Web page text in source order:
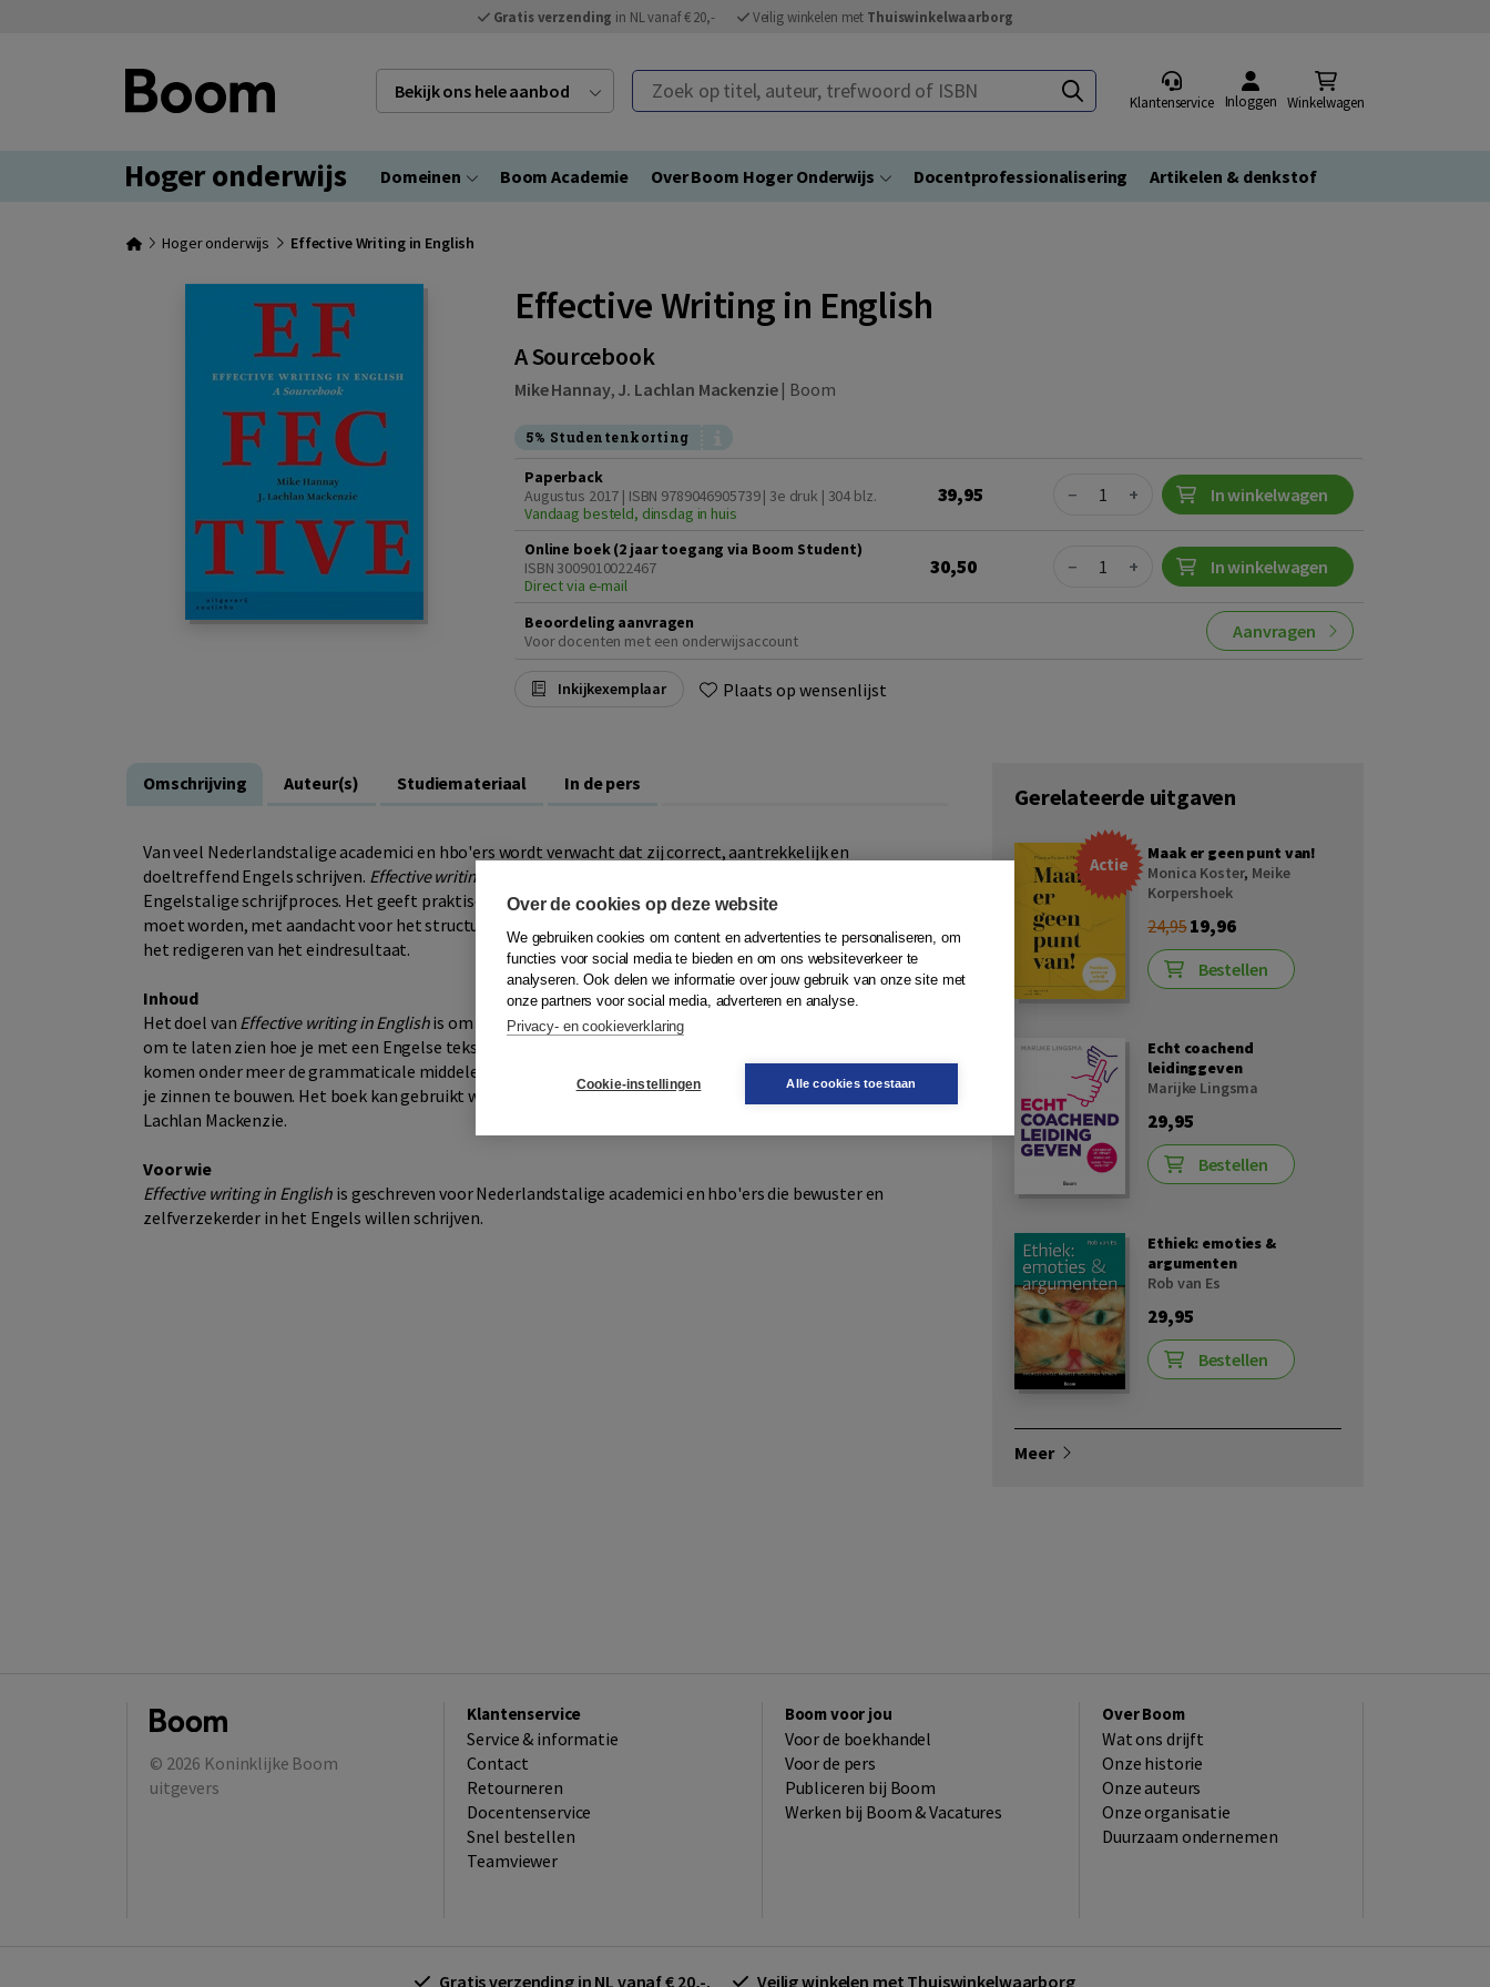
Gratis verzending in NL vanaf € 20,- Veilig winkelen met Thuiswinkelwaarborg
Bekijk ons hele aanbod Zoek op titel, auteur, trefwoord of ISBN
Klantenservice Inloggen Winkelwagen
Hoger onderwijs Domeinen Boom Academie Over Boom Hoger Onderwijs Docentprofessionalisering Artikelen & denkstof
Hoger onderwijs Effective Writing in English
Effective Writing in English
A Sourcebook
Mike Hannay, J. Lachlan Mackenzie| Boom
5% Studentenkorting
Paperback
Augustus 2017 | ISBN 9789046905739 | 3e druk | 304 blz.
Vandaag besteld, dinsdag in huis
39,95 Quantity
− + In winkelwagen
Online boek (2 jaar toegang via Boom Student)
ISBN 3009010022467
Direct via e-mail
30,50 Quantity
− + In winkelwagen
Beoordeling aanvragen
Voor docenten met een onderwijsaccount
Aanvragen
Inkijkexemplaar Plaats op wensenlijst
Omschrijving Auteur(s) Studiemateriaal In de pers
Van veel Nederlandstalige academici en hbo'ers wordt verwacht dat zij correct, aantrekkelijk en
doeltreffend Engels schrijven. Effective writing in English: A Sourcebook
Engelstalige schrijfproces. Het geeft praktische adviezen hoe een overtuigende Engelse tekst geschreven
moet worden, met aandacht voor het structureren van de tekst, het ordenen van alinea's en zinnen, en
het redigeren van het eindresultaat.
Inhoud
Het doel van Effective writing in Englishis om de controle van een schrijver over zijn tekst te vergroten, en
om te laten zien hoe je met een Engelse tekst je communicatieve doelen kunt bereiken. Aan de orde
komen onder meer de grammaticale middelen die je kunt inzetten om op passende en doeltreffende wijze
je zinnen te bouwen. Het boek kan gebruikt worden naast
Principles and Pitfalls of English Grammar
Lachlan Mackenzie.
Voor wie
Effective writing in English is geschreven voor Nederlandstalige academici en hbo'ers die bewuster en
zelfverzekerder in het Engels willen schrijven.
Gerelateerde uitgaven
Actie
Maak er geen punt van!
Monica Koster, Meike
Korpershoek
24,9519,96
Bestellen
Echt coachend
leidinggeven
Marijke Lingsma
29,95
Bestellen
Ethiek: emoties &
argumenten
Rob van Es
29,95
Bestellen
Meer
© 2026 Koninklijke Boom
uitgevers
Klantenservice
Service & informatie
Contact
Retourneren
Docentenservice
Snel bestellen
Teamviewer
Boom voor jou
Voor de boekhandel
Voor de pers
Publiceren bij Boom
Werken bij Boom & Vacatures
Over Boom
Wat ons drijft
Onze historie
Onze auteurs
Onze organisatie
Duurzaam ondernemen
Gratis verzending in NL vanaf € 20,-. Veilig winkelen met Thuiswinkelwaarborg
Over de cookies op deze website
We gebruiken cookies om content en advertenties te personaliseren, om
functies voor social media te bieden en om ons websiteverkeer te
analyseren. Ook delen we informatie over jouw gebruik van onze site met
onze partners voor social media, adverteren en analyse.
Privacy- en cookieverklaring
Cookie-instellingen Alle cookies toestaan